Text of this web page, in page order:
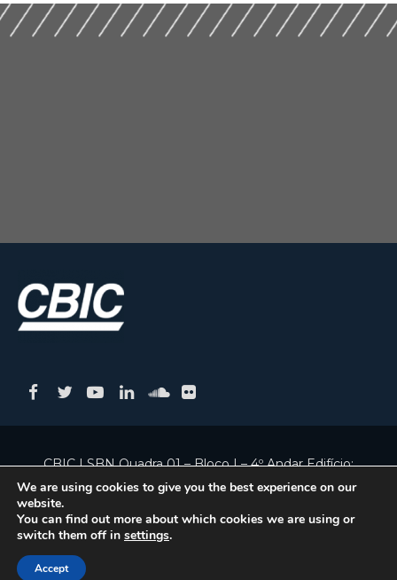
CBIC | SBN Quadra 01 – Bloco I – 4º Andar Edifício:
Armando Monteiro Neto - CEP 70.040-913 - Brasília/DF
We are using cookies to give you the best experience on our
website.
You can find out more about which cookies we are using or
switch them off in settings.
Accept